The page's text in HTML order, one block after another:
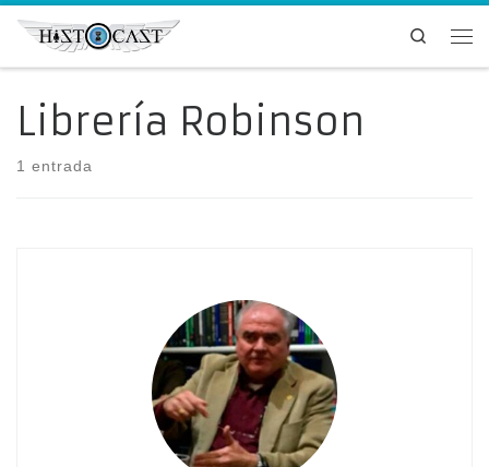
Saltar al contenido
Search
Librería Robinson
1 entrada